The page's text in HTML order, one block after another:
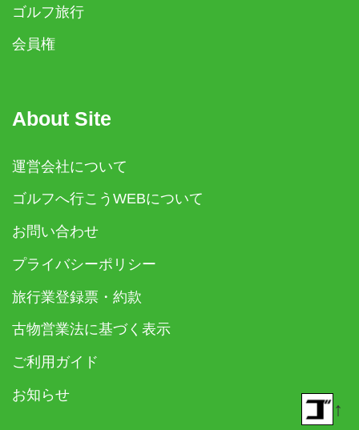
ゴルフ旅行
会員権
About Site
運営会社について
ゴルフへ行こうWEBについて
お問い合わせ
プライバシーポリシー
旅行業登録票・約款
古物営業法に基づく表示
ご利用ガイド
お知らせ
↑